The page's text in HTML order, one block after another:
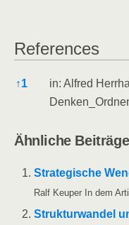
Refe­ren­ces
Refe­ren­ces
↑1
in: Alfred
Ähn­li­che
Stra­te­gi­sche
Ralf Keu­per In dem
Struk­tur­wan­del